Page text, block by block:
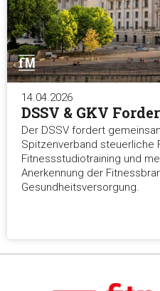
14.04.2026
DSSV & GKV
Der DSSV fordert
Spitzenverband steuerliche
Fitnessstudiotraining und
Anerkennung der
Gesundheitsversorgung.